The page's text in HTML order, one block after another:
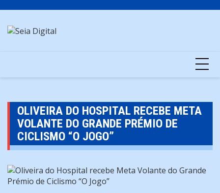
content
OLIVEIRA DO HOSPITAL RECEBE META
VOLANTE DO GRANDE PRÉMIO DE
CICLISMO “O JOGO”